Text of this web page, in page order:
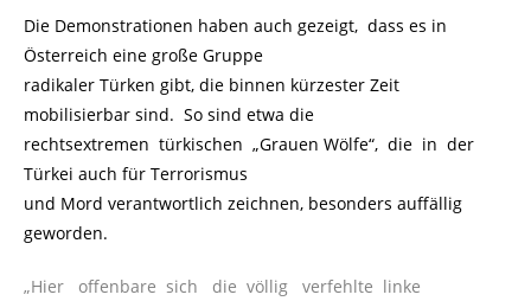
Die Demonstrationen haben auch gezeigt, dass es in
Österreich eine große Gruppe
radikaler Türken gibt, die binnen kürzester Zeit
mobilisierbar sind. So sind etwa die
rechtsextremen türkischen „Grauen Wölfe“, die in der
Türkei auch für Terrorismus
und Mord verantwortlich zeichnen, besonders auffällig
geworden.
„Hier offenbare sich die völlig verfehlte linke